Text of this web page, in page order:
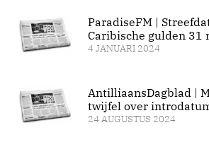
ParadiseFM |
Caribische gulden 31
4 JANUARI 2024
AntilliaansDagblad |
twijfel over
24 AUGUSTUS 2024